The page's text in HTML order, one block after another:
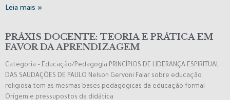
Leia mais »
PRÁXIS DOCENTE: TEORIA E PRÁTICA EM
FAVOR DA APRENDIZAGEM
Categoria – Educação/Pedagogia PRINCÍPIOS DE LIDERANÇA ESPIRITUAL
DAS SAUDAÇÕES DE PAULO Nelson Gervoni Falar sobre educação
religiosa tem as mesmas bases pedagógicas da educação formal
Origem e pressupostos da didática